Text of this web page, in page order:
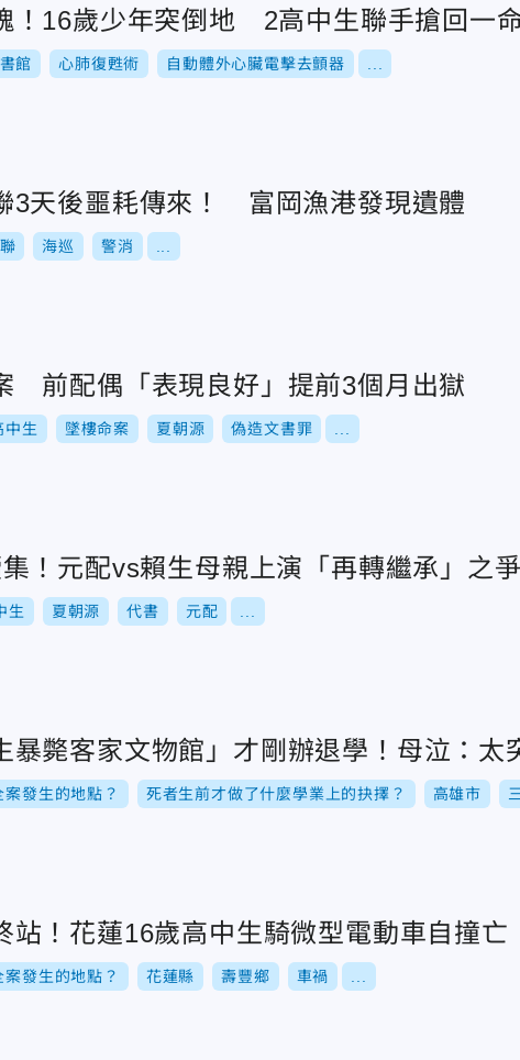
！16歲少年突倒地 2高中生聯手搶回一
館 心肺復甦術 自動體外心臟電擊去顫器
3天後噩耗傳來！ 富岡漁港發現遺體
海巡 警消
前配偶「表現良好」提前3個月出獄
中生 墜樓命案 夏朝源 偽造文書罪
！元配vs賴生母親上演「再轉繼承」之
生 夏朝源 代書 元配
暴斃客家文物館」才剛辦退學！母泣：太
案發生的地點？ 死者生前才做了什麼學業上的抉擇？ 高雄市
站！花蓮16歲高中生騎微型電動車自撞亡
案發生的地點？ 花蓮縣 壽豐鄉 車禍